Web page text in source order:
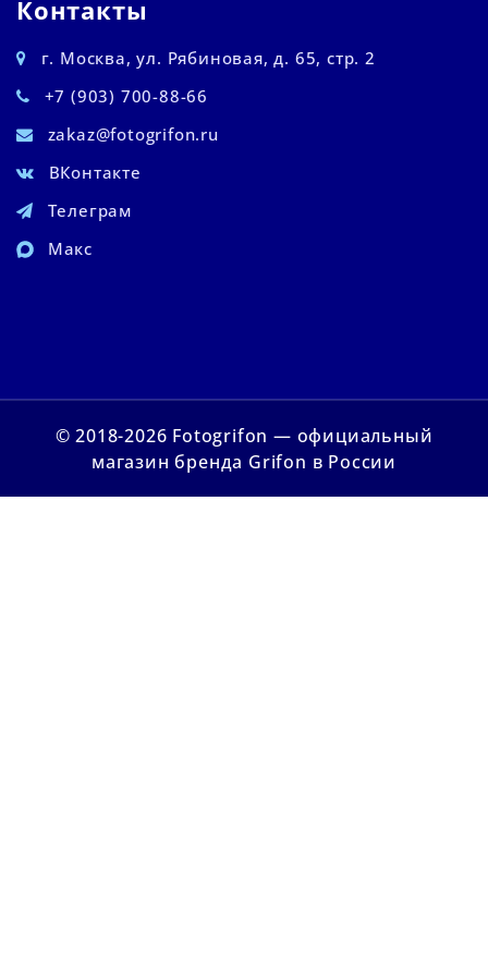
Контакты
г. Москва, ул. Рябиновая, д. 65, стр. 2
+7 (903) 700-88-66
zakaz@fotogrifon.ru
ВКонтакте
Телеграм
Макс
© 2018-2026 Fotogrifon — официальный
магазин бренда Grifon в России